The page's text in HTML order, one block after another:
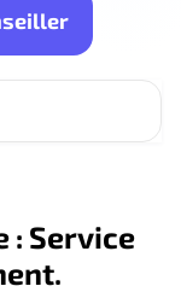
: Service